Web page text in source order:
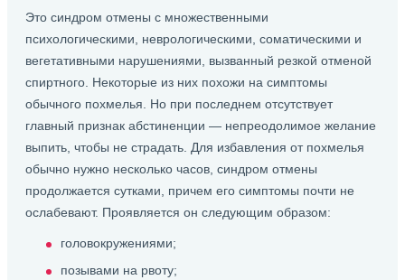
Это синдром отмены с множественными
психологическими, неврологическими, соматическими и
вегетативными нарушениями, вызванный резкой отменой
спиртного. Некоторые из них похожи на симптомы
обычного похмелья. Но при последнем отсутствует
главный признак абстиненции — непреодолимое желание
выпить, чтобы не страдать. Для избавления от похмелья
обычно нужно несколько часов, синдром отмены
продолжается сутками, причем его симптомы почти не
ослабевают. Проявляется он следующим образом:
головокружениями;
позывами на рвоту;